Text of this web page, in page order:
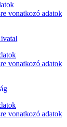
vonatkozó adatok
vonatkozó adatok
vonatkozó adatok